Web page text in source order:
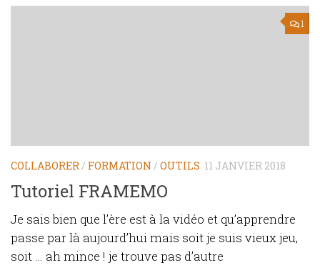
1
COLLABORER/ FORMATION / OUTILS 11 JANVIER 2018
Tutoriel FRAMEMO
Je sais bien que l’ère est à la vidéo et qu’apprendre
passe par là aujourd’hui mais soit je suis vieux jeu,
soit … ah mince ! je trouve pas d’autre